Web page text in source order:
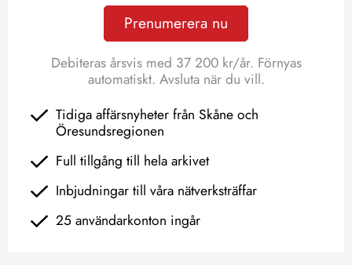
Prenumerera nu
Debiteras årsvis med 37 200 kr/år. Förnyas
automatiskt. Avsluta när du vill.
Tidiga affärsnyheter från Skåne och
Öresundsregionen
Full tillgång till hela arkivet
Inbjudningar till våra nätverksträffar
25 användarkonton ingår